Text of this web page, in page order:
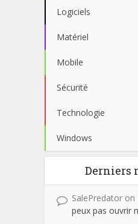
Logiciels
Matériel
Mobile
Sécurité
Technologie
Windows
Derniers
SalePredator on
peux pas ouvrir